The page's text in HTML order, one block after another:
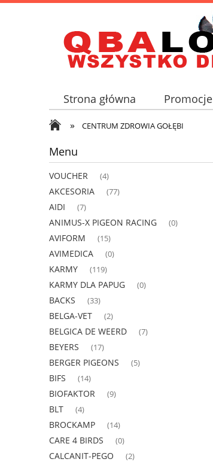
Strona główna Promocje
» CENTRUM ZDROWIA GOŁĘBI
Menu
VOUCHER (4)
AKCESORIA (77)
AIDI (7)
ANIMUS-X PIGEON RACING (0)
AVIFORM (15)
AVIMEDICA (0)
KARMY (119)
KARMY DLA PAPUG (0)
BACKS (33)
BELGA-VET (2)
BELGICA DE WEERD (7)
BEYERS (17)
BERGER PIGEONS (5)
BIFS (14)
BIOFAKTOR (9)
BLT (4)
BROCKAMP (14)
CARE 4 BIRDS (0)
CALCANIT-PEGO (2)